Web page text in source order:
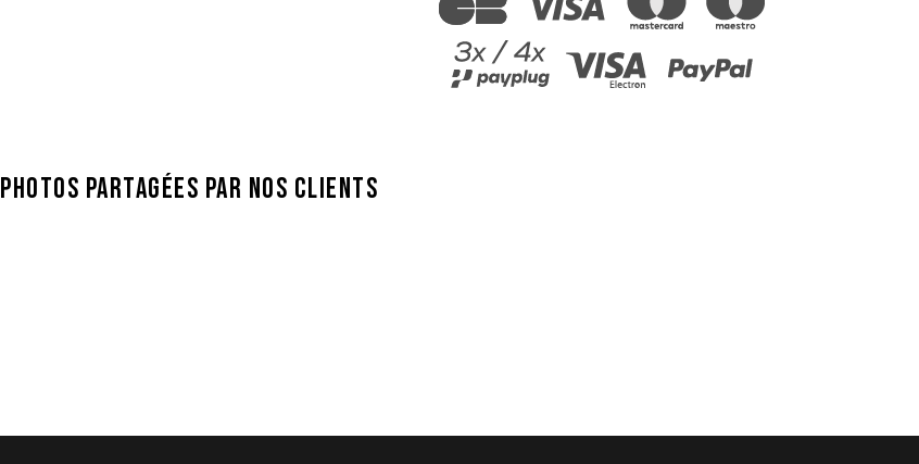
PHOTOS PARTAGÉES PAR NOS CLIENTS